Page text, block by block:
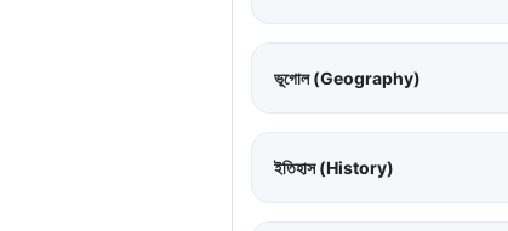
ভূগোল (Geography)
ইতিহাস (History)